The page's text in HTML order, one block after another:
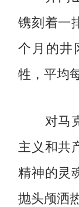
镌刻着一
个月的井
牲，平均
对马克
主义和共
精神的灵
抛头颅洒